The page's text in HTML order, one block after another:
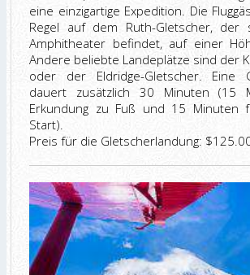
eine einzigartige Expedition. Die
Regel auf dem Ruth-Gletscher, der
Amphitheater befindet, auf einer
Andere beliebte Landeplätze sind der
oder der Eldridge-Gletscher. Eine
dauert zusätzlich 30 Minuten (15
Erkundung zu Fuß und 15 Minuten
Start).
Preis für die Gletscherlandung: